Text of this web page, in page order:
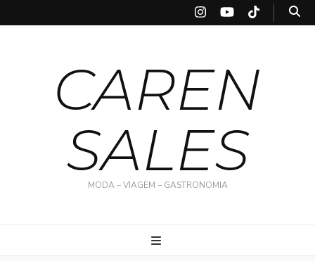
CAREN
SALES
MODA – VIAGEM – GASTRONOMIA